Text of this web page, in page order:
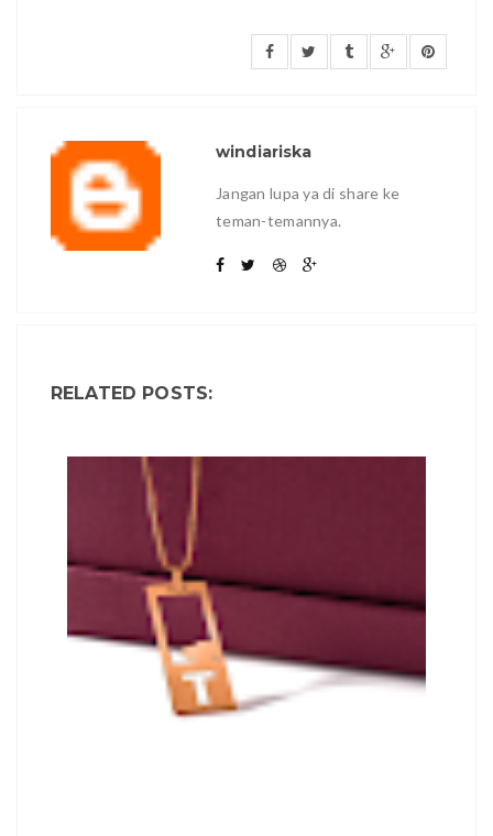
windiariska
Jangan lupa ya di share ke
teman-temannya.
RELATED POSTS: